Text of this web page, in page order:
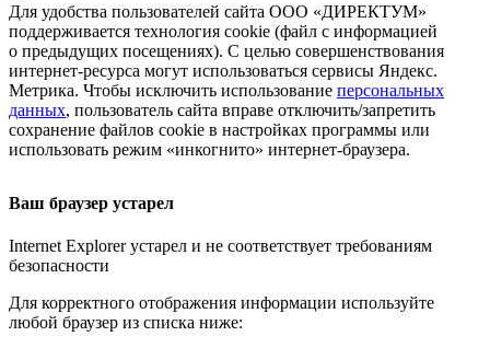
Для удобства пользователей сайта ООО «ДИРЕКТУМ»
поддерживается технология cookie (файл с информацией
о предыдущих посещениях). С целью совершенствования
интернет-ресурса могут использоваться сервисы Яндекс.
Метрика. Чтобы исключить использование персональных
данных, пользователь сайта вправе отключить/запретить
сохранение файлов cookie в настройках программы или
использовать режим «инкогнито» интернет-браузера.
Ваш браузер устарел
Internet Explorer устарел и не соответствует требованиям
безопасности
Для корректного отображения информации используйте
любой браузер из списка ниже: